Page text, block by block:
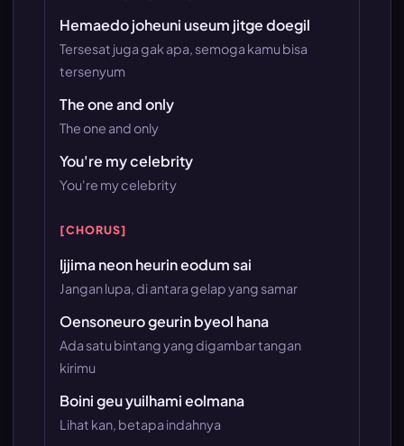
Hemaedo joheuni useum jitge doegil
Tersesat juga gak apa, semoga kamu bisa
tersenyum
The one and only
The one and only
You're my celebrity
You're my celebrity
[CHORUS]
Ijjima neon heurin eodum sai
Jangan lupa, di antara gelap yang samar
Oensoneuro geurin byeol hana
Ada satu bintang yang digambar tangan
kirimu
Boini geu yuilhami eolmana
Lihat kan, betapa indahnya